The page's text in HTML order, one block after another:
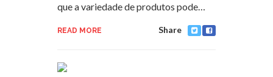
que a variedade de produtos pode…
READ MORE Share